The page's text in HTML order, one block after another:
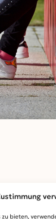
bieten,
Outlook Live